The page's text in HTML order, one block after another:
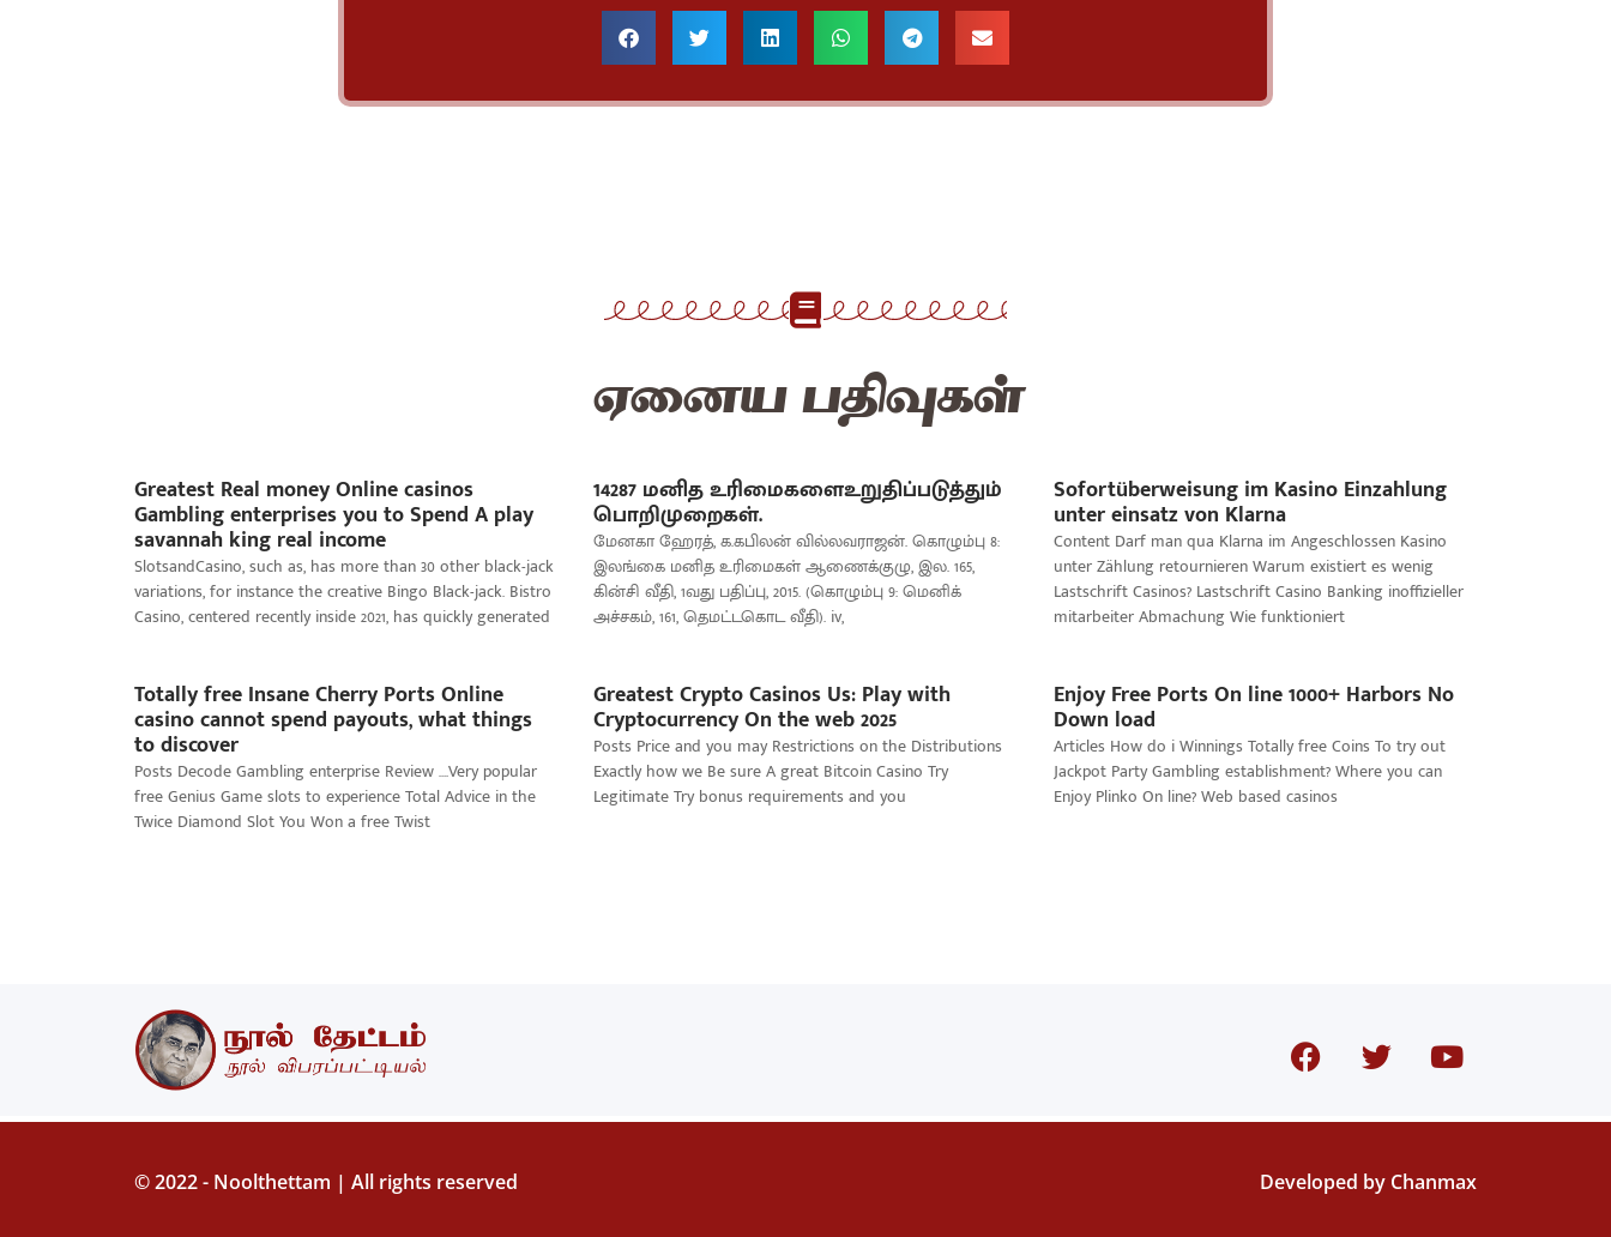
ஏனைய பதிவுகள்
Greatest Real money Online casinos
Gambling enterprises you to Spend A play
savannah king real income
SlotsandCasino, such as, has more than 30 other black-jack
variations, for instance the creative Bingo Black-jack. Bistro
Casino, centered recently inside 2021, has quickly generated
14287 மனித உரிமைகளைஉறுதிப்படுத்தும்
பொறிமுறைகள்.
மேனகா ஹேரத், க.கபிலன் வில்லவராஜன். கொழும்பு 8:
இலங்கை மனித உரிமைகள் ஆணைக்குழு, இல. 165,
கின்சி வீதி, 1வது பதிப்பு, 2015. (கொழும்பு 9: மெனிக்
அச்சகம், 161, தெமட்டகொட வீதி). iv,
Sofortüberweisung im Kasino Einzahlung
unter einsatz von Klarna
Content Darf man qua Klarna im Angeschlossen Kasino
unter Zählung retournieren Warum existiert es wenig
Lastschrift Casinos? Lastschrift Casino Banking inoffizieller
mitarbeiter Abmachung Wie funktioniert
Totally free Insane Cherry Ports Online
casino cannot spend payouts, what things
to discover
Posts Decode Gambling enterprise Review ….Very popular
free Genius Game slots to experience Total Advice in the
Twice Diamond Slot You Won a free Twist
Greatest Crypto Casinos Us: Play with
Cryptocurrency On the web 2025
Posts Price and you may Restrictions on the Distributions
Exactly how we Be sure A great Bitcoin Casino Try
Legitimate Try bonus requirements and you
Enjoy Free Ports On line 1000+ Harbors No
Down load
Articles How do i Winnings Totally free Coins To try out
Jackpot Party Gambling establishment? Where you can
Enjoy Plinko On line? Web based casinos
© 2022 - Noolthettam | All rights reserved Developed by Chanmax